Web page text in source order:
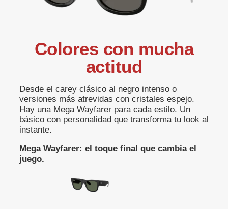
Colores con mucha
actitud
Desde el carey clásico al negro intenso o
versiones más atrevidas con cristales espejo.
Hay una Mega Wayfarer para cada estilo. Un
básico con personalidad que transforma tu look al
instante.
Mega Wayfarer: el toque final que cambia el
juego.